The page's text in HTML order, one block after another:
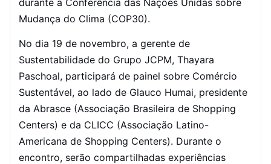
Mudança do Clima (COP30).
No dia 19 de novembro, a gerente de
Sustentabilidade do Grupo JCPM, Thayara
Paschoal, participará de painel sobre Comércio
Sustentável, ao lado de Glauco Humai, presidente
da Abrasce (Associação Brasileira de Shopping
Centers) e da CLICC (Associação Latino-
Americana de Shopping Centers). Durante o
encontro, serão compartilhadas experiências